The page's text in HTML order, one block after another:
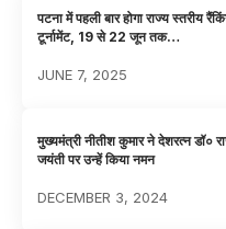
पटना में पहली बार होगा राज्य स्तरीय
टूर्नामेंट, 19 से 22 जून तक…
JUNE 7, 2025
मुख्यमंत्री नीतीश कुमार ने देशरत्न डॉ०
जयंती पर उन्हें किया नमन
DECEMBER 3, 2024